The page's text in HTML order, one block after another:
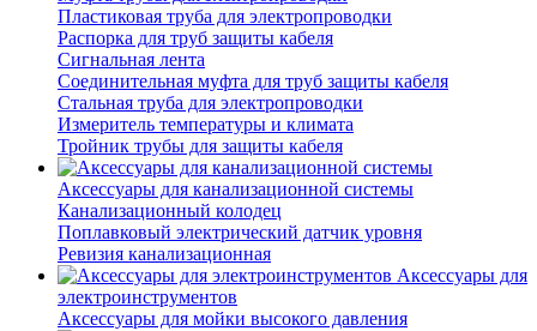
Пластиковая труба для электропроводки
Распорка для труб защиты кабеля
Сигнальная лента
Соединительная муфта для труб защиты кабеля
Стальная труба для электропроводки
Измеритель температуры и климата
Тройник трубы для защиты кабеля
Аксессуары для канализационной системы
Канализационный колодец
Поплавковый электрический датчик уровня
Ревизия канализационная
Аксессуары для
электроинструментов
Аксессуары для мойки высокого давления